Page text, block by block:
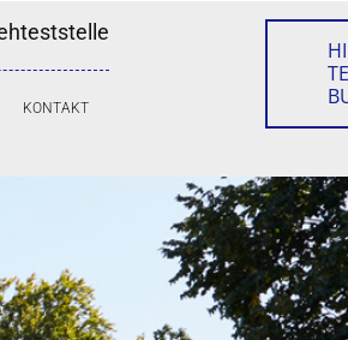
KONTAKT